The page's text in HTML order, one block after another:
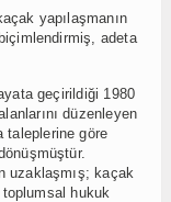
yapılaşmanın
adeta
geçirildiği 1980
düzenleyen
taleplerine göre
uzaklaşmış; kaçak
hukuk